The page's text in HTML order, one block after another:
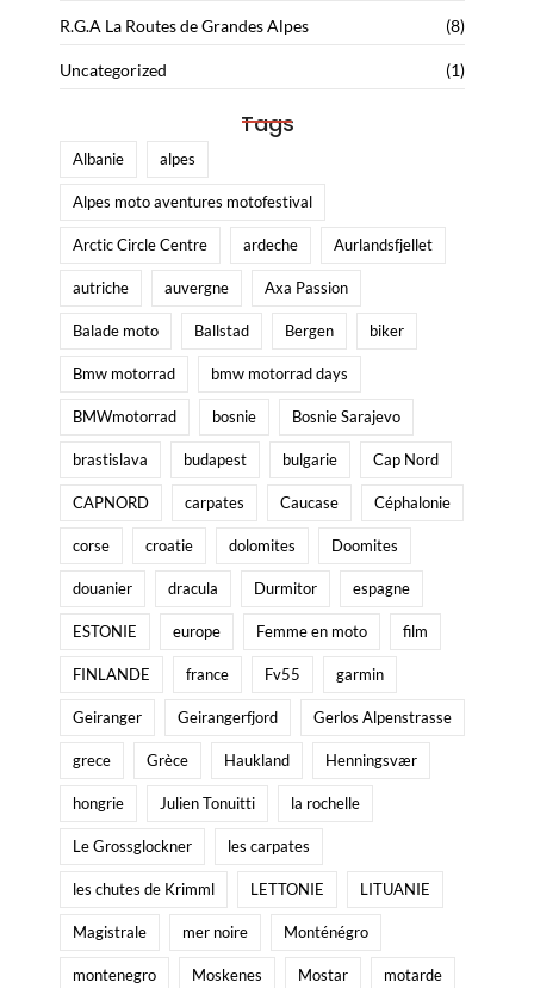
R.G.A La Routes de Grandes Alpes (8)
Uncategorized (1)
Tags
Albanie alpes
Alpes moto aventures motofestival
Arctic Circle Centre ardeche Aurlandsfjellet
autriche auvergne Axa Passion
Balade moto Ballstad Bergen biker
Bmw motorrad bmw motorrad days
BMWmotorrad bosnie Bosnie Sarajevo
brastislava budapest bulgarie Cap Nord
CAPNORD carpates Caucase Céphalonie
corse croatie dolomites Doomites
douanier dracula Durmitor espagne
ESTONIE europe Femme en moto film
FINLANDE france Fv55 garmin
Geiranger Geirangerfjord Gerlos Alpenstrasse
grece Grèce Haukland Henningsvær
hongrie Julien Tonuitti la rochelle
Le Grossglockner les carpates
les chutes de Krimml LETTONIE LITUANIE
Magistrale mer noire Monténégro
montenegro Moskenes Mostar motarde